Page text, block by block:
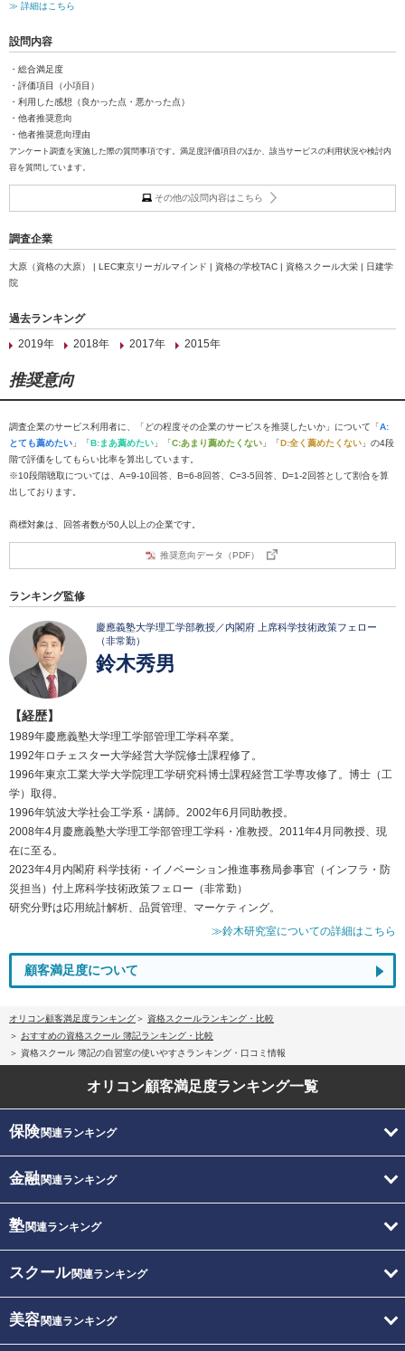
≫ 詳細はこちら
設問内容
・総合満足度
・評価項目（小項目）
・利用した感想（良かった点・悪かった点）
・他者推奨意向
・他者推奨意向理由
アンケート調査を実施した際の質問事項です。満足度評価項目のほか、該当サービスの利用状況や検討内
容を質問しています。
その他の設問内容はこちら
調査企業
大原（資格の大原） | LEC東京リーガルマインド | 資格の学校TAC | 資格スクール大栄 | 日建学
院
過去ランキング
2019年
2018年 2017年 2015年
推奨意向
調査企業のサービス利用者に、「どの程度その企業のサービスを推奨したいか」について「A:
とても薦めたい 」「B:まあ薦めたい 」「C:あまり薦めたくない 」「D:全く薦めたくない 」の4段
階で評価をしてもらい比率を算出しています。
※10段階聴取については、A=9-10回答、B=6-8回答、C=3-5回答、D=1-2回答として割合を算
出しております。
商標対象は、回答者数が50人以上の企業です。
推奨意向データ（PDF）
ランキング監修
慶應義塾大学理工学部教授／内閣府 上席科学技術政策フェロー
（非常勤）
鈴木秀男
【経歴】
1989年慶應義塾大学理工学部管理工学科卒業。
1992年ロチェスター大学経営大学院修士課程修了。
1996年東京工業大学大学院理工学研究科博士課程経営工学専攻修了。博士（工
学）取得。
1996年筑波大学社会工学系・講師。2002年6月同助教授。
2008年4月慶應義塾大学理工学部管理工学科・准教授。2011年4月同教授、現
在に至る。
2023年4月内閣府 科学技術・イノベーション推進事務局参事官（インフラ・防
災担当）付上席科学技術政策フェロー（非常勤）
研究分野は応用統計解析、品質管理、マーケティング。
≫鈴木研究室についての詳細はこちら
顧客満足度について
オリコン顧客満足度ランキング
資格スクールランキング・比較
おすすめの資格スクール 簿記ランキング・比較
資格スクール 簿記の自習室の使いやすさランキング・口コミ情報
オリコン顧客満足度ランキング一覧
保険関連ランキング
金融関連ランキング
塾関連ランキング
スクール関連ランキング
美容関連ランキング